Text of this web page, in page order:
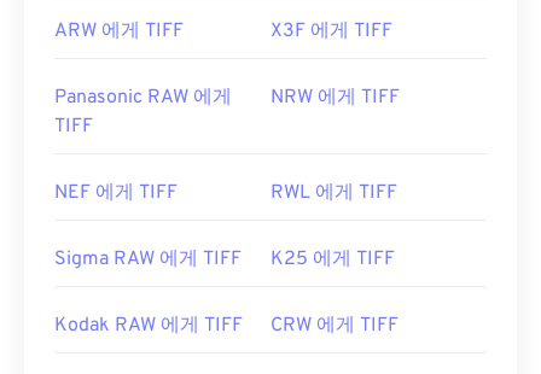
ARW 에게 TIFF X3F 에게 TIFF
Panasonic RAW 에게
TIFF
NRW 에게 TIFF
NEF 에게 TIFF RWL 에게 TIFF
Sigma RAW 에게 TIFF K25 에게 TIFF
Kodak RAW 에게 TIFF CRW 에게 TIFF